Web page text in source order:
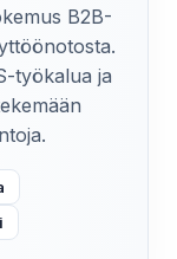
B2B-
työkalua ja